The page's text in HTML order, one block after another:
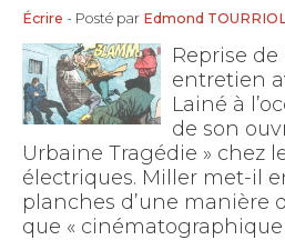
Écrire - Posté par Edmond
Reprise
entretien
Lainé à
de son
Urbaine Tragédie » chez
électriques. Miller met-il
planches d’une manière
que « cinématographique